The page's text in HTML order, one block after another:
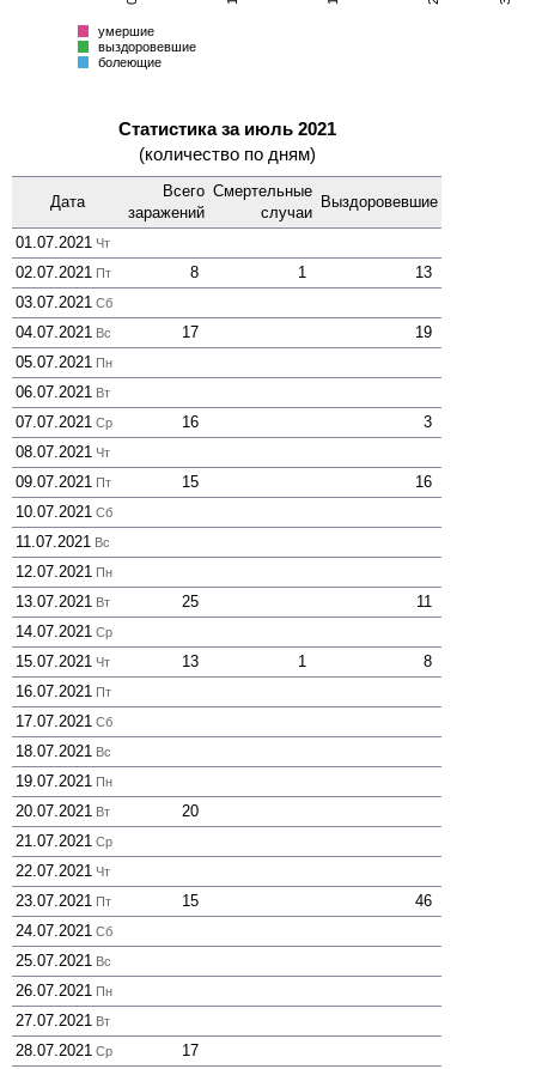
умершие
выздоровевшие
болеющие
Статистика за июль 2021
(количество по дням)
Дата
Всего
зара­жений
Смер­тельные
случаи
Выздоро­вевшие
01.07.2021 Чт
02.07.2021 Пт 8 1
13
03.07.2021 Сб
04.07.2021 Вс 17
19
05.07.2021 Пн
06.07.2021 Вт
07.07.2021 Ср 16
3
08.07.2021 Чт
09.07.2021 Пт 15
16
10.07.2021 Сб
11.07.2021 Вс
12.07.2021 Пн
13.07.2021 Вт 25
11
14.07.2021 Ср
15.07.2021 Чт 13 1
8
16.07.2021 Пт
17.07.2021 Сб
18.07.2021 Вс
19.07.2021 Пн
20.07.2021 Вт
20
21.07.2021 Ср
22.07.2021 Чт
23.07.2021 Пт 15
46
24.07.2021 Сб
25.07.2021 Вс
26.07.2021 Пн
27.07.2021 Вт
28.07.2021 Ср
17